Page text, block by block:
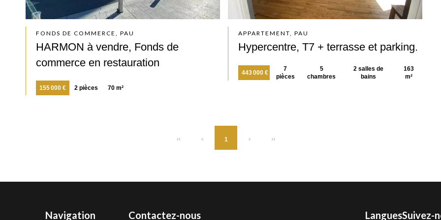
FONDS DE COMMERCE, PAU
HARMON à vendre, Fonds de
commerce en restauration
155 000 € 2 pièces 70 m²
APPARTEMENT, PAU
Hypercentre, T7 + terrasse et parking.
443 000 €
7
pièces
5
chambres
2 salles de
bains
163
m²
1
Navigation Contactez-nous LanguesSuivez-